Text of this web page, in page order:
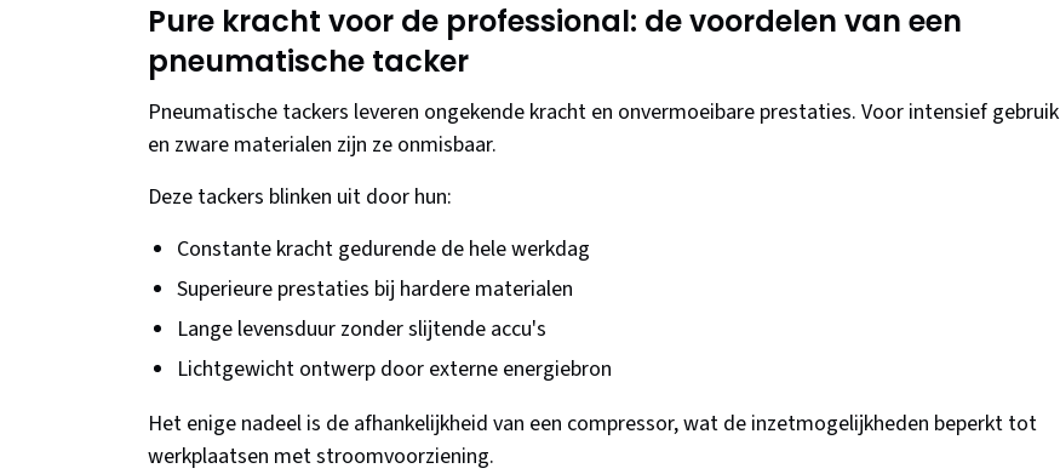
Pure kracht voor de professional: de voordelen van een
pneumatische tacker
Pneumatische tackers leveren ongekende kracht en onvermoeibare prestaties. Voor intensief gebruik
en zware materialen zijn ze onmisbaar.
Deze tackers blinken uit door hun:
Constante kracht gedurende de hele werkdag
Superieure prestaties bij hardere materialen
Lange levensduur zonder slijtende accu's
Lichtgewicht ontwerp door externe energiebron
Het enige nadeel is de afhankelijkheid van een compressor, wat de inzetmogelijkheden beperkt tot
werkplaatsen met stroomvoorziening.